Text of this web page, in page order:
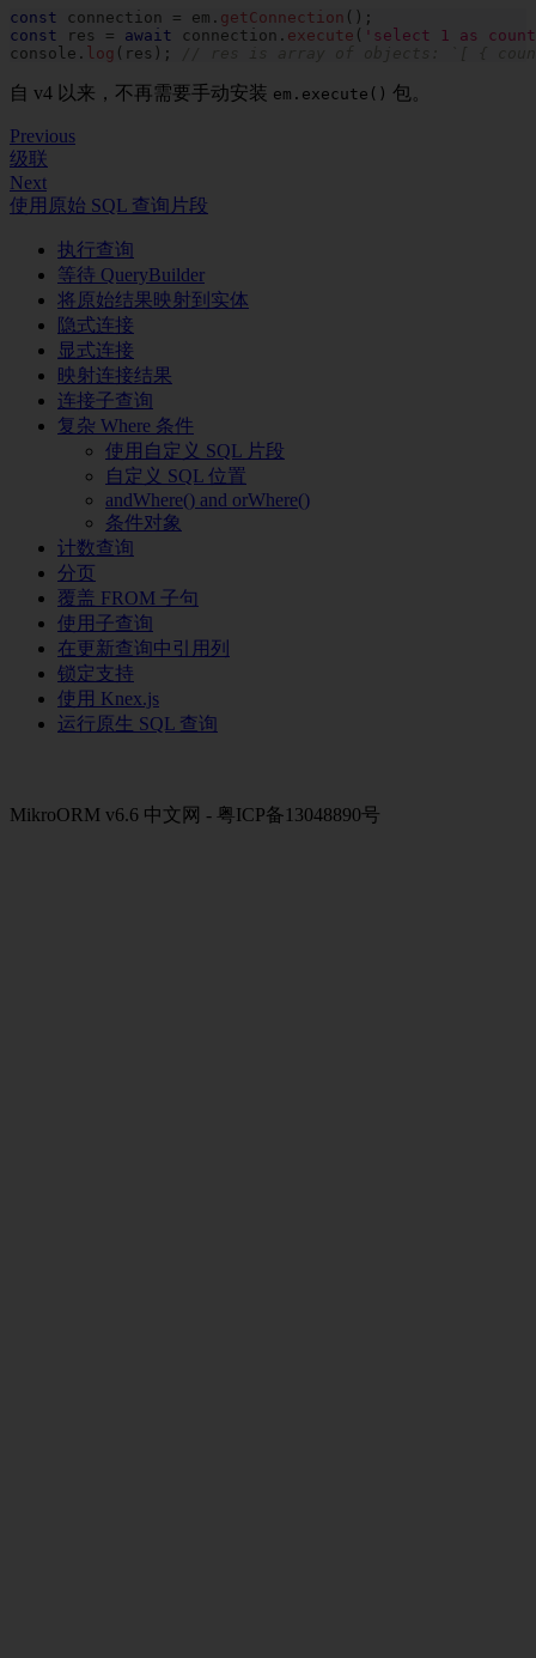
const connection = em . getConnection ( ) ;
const res = await connection . execute ( 'select 1 as
console . log ( res ) ; // res is array of objects: `[ {
自 v4 以来，不再需要手动安装 em.execute() 包。
Previous
级联
Next
使用原始 SQL 查询片段
执行查询
等待 QueryBuilder
将原始结果映射到实体
隐式连接
显式连接
映射连接结果
连接子查询
复杂 Where 条件
使用自定义 SQL 片段
自定义 SQL 位置
andWhere() and orWhere()
条件对象
计数查询
分页
覆盖 FROM 子句
使用子查询
在更新查询中引用列
锁定支持
使用 Knex.js
运行原生 SQL 查询
MikroORM v6.6 中文网 - 粤ICP备13048890号